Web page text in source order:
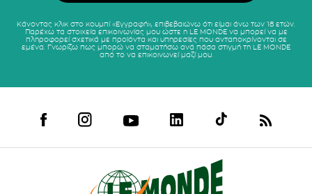
Κάνοντας κλικ στο κουμπί «Εγγραφή», επιβεβαιώνω ότι είμαι άνω των 18 ετών.
Παρέχω τα στοιχεία επικοινωνίας μου ώστε η LE MONDE να μπορεί να με
πληροφορεί σχετικά με προϊόντα και υπηρεσίες που ανταποκρίνονται σε
εμένα. Γνωρίζω πως μπορώ να σταματήσω ανά πάσα στιγμή τη LE MONDE
από το να επικοινωνεί μαζί μου.